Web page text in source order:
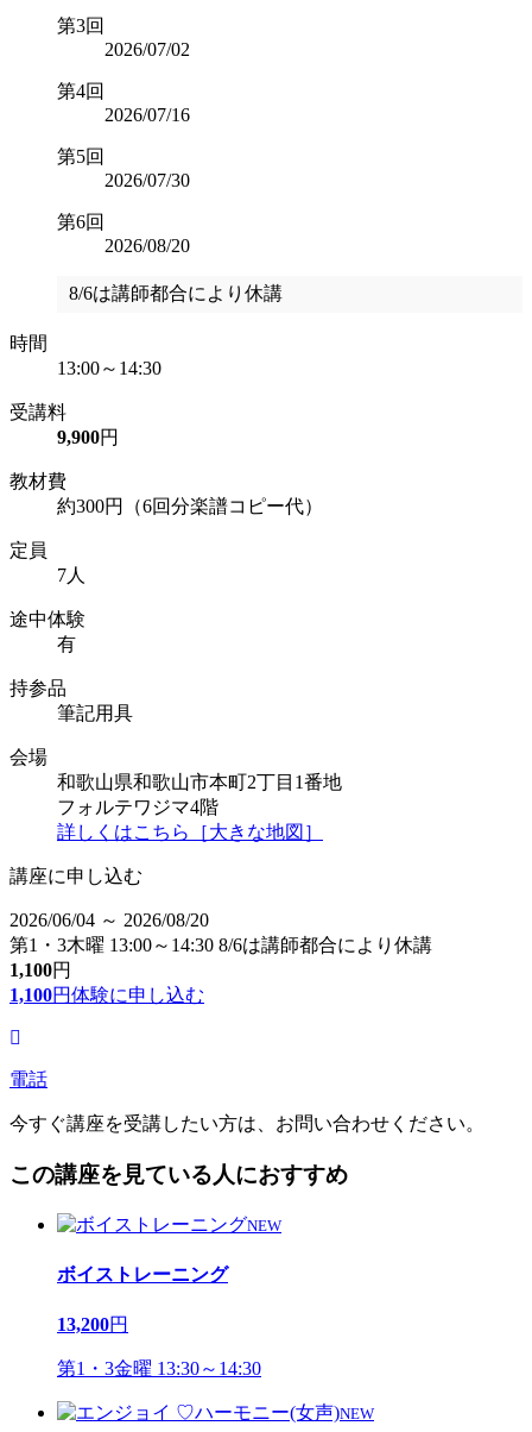
第3回
2026/07/02
第4回
2026/07/16
第5回
2026/07/30
第6回
2026/08/20
8/6は講師都合により休講
時間
13:00～14:30
受講料
9,900円
教材費
約300円（6回分楽譜コピー代）
定員
7人
途中体験
有
持参品
筆記用具
会場
和歌山県和歌山市本町2丁目1番地
フォルテワジマ4階
詳しくはこちら［大きな地図］
講座に申し込む
2026/06/04 ～ 2026/08/20
第1・3木曜 13:00～14:30 8/6は講師都合により休講
1,100円
1,100円体験に申し込む
電話
今すぐ講座を受講したい方は、お問い合わせください。
この講座を見ている人におすすめ
NEW
ボイストレーニング
13,200円
第1・3金曜 13:30～14:30
NEW